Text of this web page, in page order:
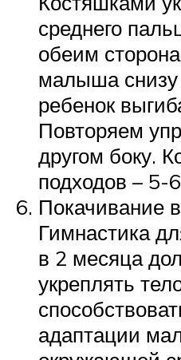
среднего
обеим
малыша снизу
ребенок
Повторяем
другом боку.
подходов – 5-
Покачивание
Гимнастика
в 2 месяца
укреплять
адаптации